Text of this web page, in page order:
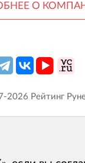
О
2026 Рейтинг